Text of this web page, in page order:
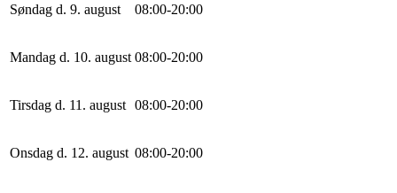
Søndag d. 9. august 08:00-20:00
Mandag d. 10. august 08:00-20:00
Tirsdag d. 11. august 08:00-20:00
Onsdag d. 12. august 08:00-20:00